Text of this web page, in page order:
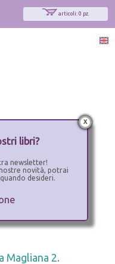
articoli: 0 pz.
Magliana 2.
x
libri?
newsletter!
novità, potrai
desideri.